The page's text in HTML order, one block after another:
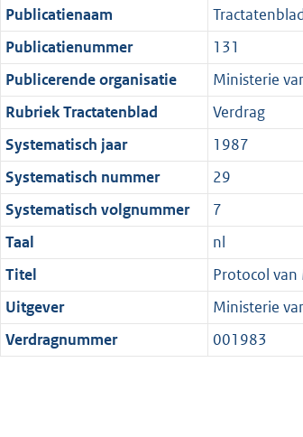
Publicatienaam
Publicatienummer
131
Publicerende organisatie
Ministerie
Rubriek Tractatenblad
Verdrag
Systematisch jaar
1987
Systematisch nummer
29
Systematisch volgnummer
7
Taal
nl
Titel
Protocol
Uitgever
Ministerie
Verdragnummer
001983